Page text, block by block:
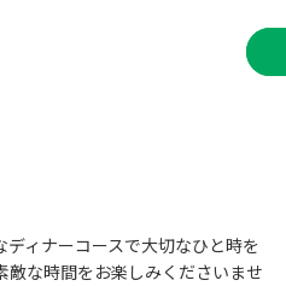
ィナーコースで大切なひと時を
な時間をお楽しみくださいませ